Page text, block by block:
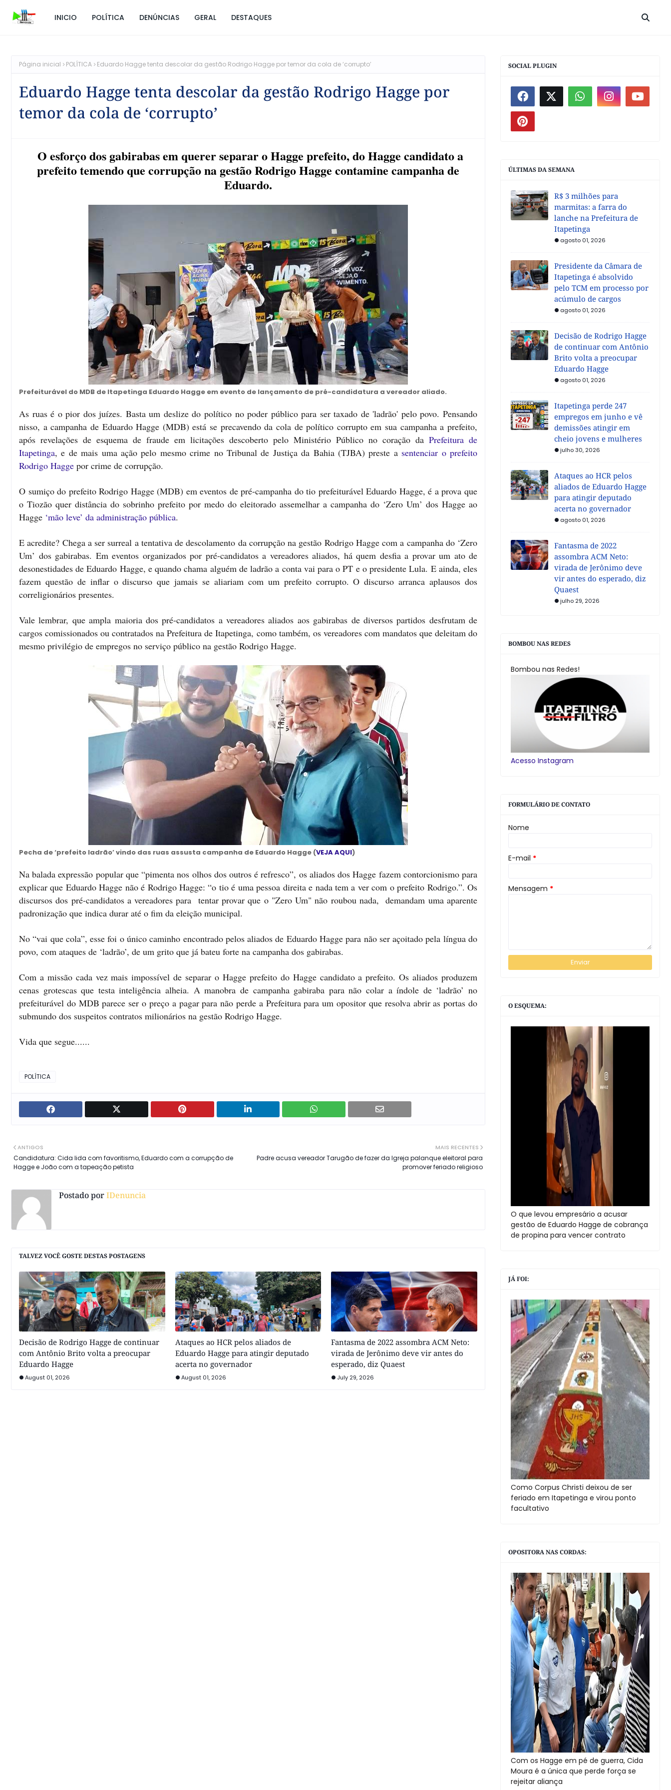
INICIO POLÍTICA DENÚNCIAS GERAL DESTAQUES
Página inicial POLÍTICA Eduardo Hagge tenta descolar da gestão Rodrigo Hagge por temor da cola de ‘corrupto’
Eduardo Hagge tenta descolar da gestão Rodrigo Hagge por
temor da cola de ‘corrupto’
O esforço dos gabirabas em querer separar o Hagge prefeito, do Hagge candidato a
prefeito temendo que corrupção na gestão Rodrigo Hagge contamine campanha de
Eduardo.
Prefeiturável do MDB de Itapetinga Eduardo Hagge em evento de lançamento de pré-candidatura a vereador aliado.
As ruas é o pior dos juízes. Basta um deslize do político no poder público para ser taxado de 'ladrão' pelo povo. Pensando
nisso, a campanha de Eduardo Hagge (MDB) está se precavendo da cola de político corrupto em sua campanha a prefeito,
após revelações de esquema de fraude em licitações descoberto pelo Ministério Público no coração da Prefeitura de
Itapetinga, e de mais uma ação pelo mesmo crime no Tribunal de Justiça da Bahia (TJBA) preste a sentenciar o prefeito
Rodrigo Hagge por crime de corrupção.
O sumiço do prefeito Rodrigo Hagge (MDB) em eventos de pré-campanha do tio prefeiturável Eduardo Hagge, é a prova que
o Tiozão quer distância do sobrinho prefeito por medo do eleitorado assemelhar a campanha do ‘Zero Um’ dos Hagge ao
Hagge ‘mão leve’ da administração pública.
E acredite? Chega a ser surreal a tentativa de descolamento da corrupção na gestão Rodrigo Hagge com a campanha do ‘Zero
Um’ dos gabirabas. Em eventos organizados por pré-candidatos a vereadores aliados, há quem desfia a provar um ato de
desonestidades de Eduardo Hagge, e quando chama alguém de ladrão a conta vai para o PT e o presidente Lula. E ainda, eles
fazem questão de inflar o discurso que jamais se aliariam com um prefeito corrupto. O discurso arranca aplausos dos
correligionários presentes.
Vale lembrar, que ampla maioria dos pré-candidatos a vereadores aliados aos gabirabas de diversos partidos desfrutam de
cargos comissionados ou contratados na Prefeitura de Itapetinga, como também, os vereadores com mandatos que deleitam do
mesmo privilégio de empregos no serviço público na gestão Rodrigo Hagge.
Pecha de ‘prefeito ladrão’ vindo das ruas assusta campanha de Eduardo Hagge (VEJA AQUI)
Na balada expressão popular que “pimenta nos olhos dos outros é refresco”, os aliados dos Hagge fazem contorcionismo para
explicar que Eduardo Hagge não é Rodrigo Hagge: “o tio é uma pessoa direita e nada tem a ver com o prefeito Rodrigo.”. Os
discursos dos pré-candidatos a vereadores para tentar provar que o "Zero Um" não roubou nada, demandam uma aparente
padronização que indica durar até o fim da eleição municipal.
No “vai que cola”, esse foi o único caminho encontrado pelos aliados de Eduardo Hagge para não ser açoitado pela língua do
povo, com ataques de ‘ladrão’, de um grito que já bateu forte na campanha dos gabirabas.
Com a missão cada vez mais impossível de separar o Hagge prefeito do Hagge candidato a prefeito. Os aliados produzem
cenas grotescas que testa inteligência alheia. A manobra de campanha gabiraba para não colar a índole de ‘ladrão’ no
prefeiturável do MDB parece ser o preço a pagar para não perde a Prefeitura para um opositor que resolva abrir as portas do
submundo dos suspeitos contratos milionários na gestão Rodrigo Hagge.
Vida que segue......
POLÍTICA
MAIS RECENTES
Padre acusa vereador Tarugão de fazer da Igreja palanque eleitoral para
promover feriado religioso
ANTIGOS
Candidatura: Cida lida com favoritismo, Eduardo com a corrupção de
Hagge e João com a tapeação petista
Postado porIDenuncia
TALVEZ VOCÊ GOSTE DESTAS POSTAGENS
Decisão de Rodrigo Hagge de continuar
com Antônio Brito volta a preocupar
Eduardo Hagge
August 01, 2026
Ataques ao HCR pelos aliados de
Eduardo Hagge para atingir deputado
acerta no governador
August 01, 2026
Fantasma de 2022 assombra ACM Neto:
virada de Jerônimo deve vir antes do
esperado, diz Quaest
July 29, 2026
SOCIAL PLUGIN
ÚLTIMAS DA SEMANA
R$ 3 milhões para
marmitas: a farra do
lanche na Prefeitura de
Itapetinga
agosto 01, 2026
Presidente da Câmara de
Itapetinga é absolvido
pelo TCM em processo por
acúmulo de cargos
agosto 01, 2026
Decisão de Rodrigo Hagge
de continuar com Antônio
Brito volta a preocupar
Eduardo Hagge
agosto 01, 2026
Itapetinga perde 247
empregos em junho e vê
demissões atingir em
cheio jovens e mulheres
julho 30, 2026
Ataques ao HCR pelos
aliados de Eduardo Hagge
para atingir deputado
acerta no governador
agosto 01, 2026
Fantasma de 2022
assombra ACM Neto:
virada de Jerônimo deve
vir antes do esperado, diz
Quaest
julho 29, 2026
BOMBOU NAS REDES
Bombou nas Redes!
Acesso Instagram
FORMULÁRIO DE CONTATO
Nome
E-mail *
Mensagem *
O ESQUEMA:
O que levou empresário a acusar
gestão de Eduardo Hagge de cobrança
de propina para vencer contrato
JÁ FOI:
Como Corpus Christi deixou de ser
feriado em Itapetinga e virou ponto
facultativo
OPOSITORA NAS CORDAS:
Com os Hagge em pé de guerra, Cida
Moura é a única que perde força se
rejeitar aliança